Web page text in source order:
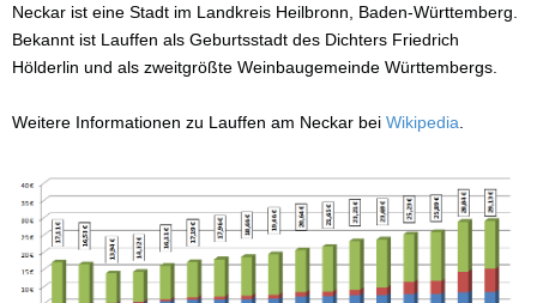
Neckar ist eine Stadt im Landkreis Heilbronn, Baden-Württemberg.
Bekannt ist Lauffen als Geburtsstadt des Dichters Friedrich
Hölderlin und als zweitgrößte Weinbaugemeinde Württembergs.
Weitere Informationen zu Lauffen am Neckar bei Wikipedia